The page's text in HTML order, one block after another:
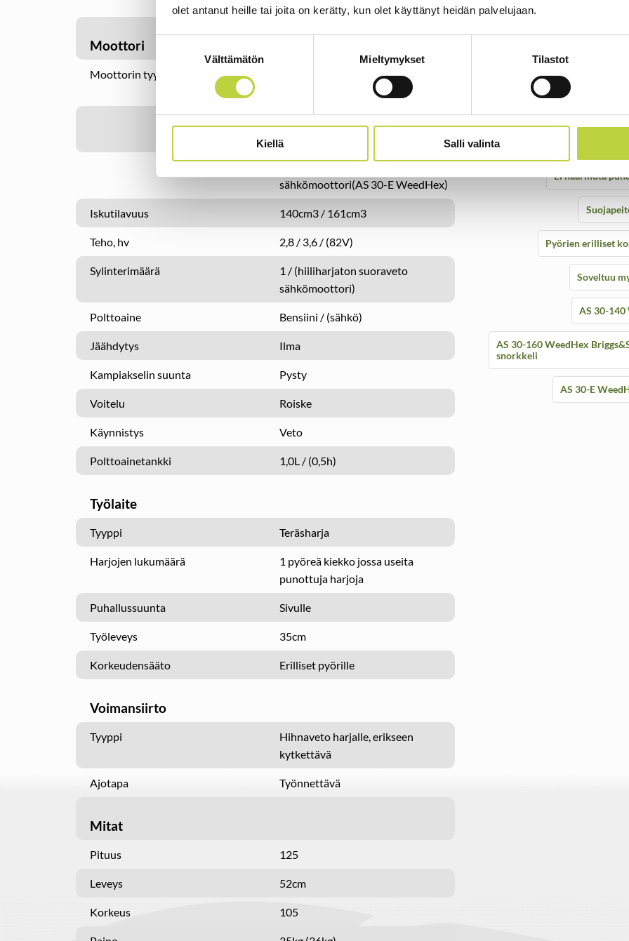
olet antanut heille tai joita on kerätty, kun olet käyttänyt heidän palvelujaan.
Välttämätön Mieltymykset Tilastot
Kiellä Salli valinta
Moottori
Moottorin tyyppi
AS Motor XP-140 OHV (AS 30-
DOV (AS 30-160 WeedHex)
sähkömoottori(AS 30-E WeedHex)
Iskutilavuus 140cm3 / 161cm3
Teho, hv 2,8 / 3,6 / (82V)
Sylinterimäärä
1 / (hiiliharjaton suoraveto
sähkömoottori)
Polttoaine Bensiini / (sähkö)
Jäähdytys Ilma
Kampiakselin suunta Pysty
Voitelu Roiske
Käynnistys Veto
Polttoainetankki 1,0L / (0,5h)
Työlaite
Tyyppi Teräsharja
Harjojen lukumäärä
1 pyöreä kiekko jossa useita
punottuja harjoja
Puhallussuunta Sivulle
Työleveys 35cm
Korkeudensääto Erilliset pyörille
Voimansiirto
Tyyppi
Hihnaveto harjalle, erikseen
kytkettävä
Ajotapa Työnnettävä
Mitat
Pituus 125
Leveys 52cm
Korkeus 105
AS 30 Weedhex on kevyt ja
pintojen puhdistamiseen
Tarkoitettu
Ei naarmuta
Pyörien erilliset
Soveltuu
AS 30-
AS 30-160 WeedHex
snorkkeli
AS 30-E